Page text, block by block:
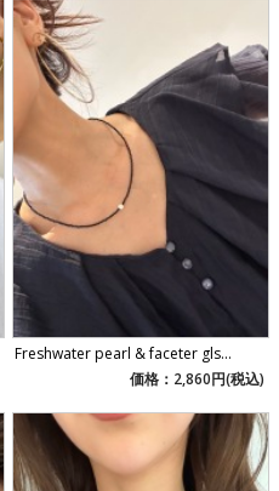
Freshwater pearl & faceter gls...
価格：2,860円(税込)